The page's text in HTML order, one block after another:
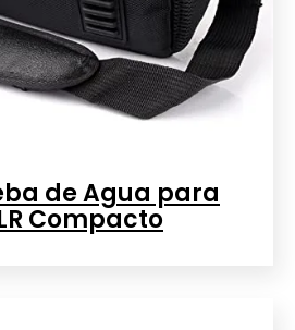
de Agua para
Compacto